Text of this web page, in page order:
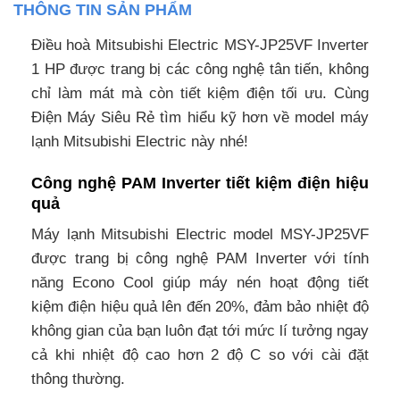
THÔNG TIN SẢN PHẨM
Điều hoà Mitsubishi Electric MSY-JP25VF Inverter
1 HP được trang bị các công nghệ tân tiến, không
chỉ làm mát mà còn tiết kiệm điện tối ưu. Cùng
Điện Máy Siêu Rẻ tìm hiểu kỹ hơn về model máy
lạnh Mitsubishi Electric này nhé!
Công nghệ PAM Inverter tiết kiệm điện hiệu
quả
Máy lạnh Mitsubishi Electric model MSY-JP25VF
được trang bị công nghệ PAM Inverter với tính
năng Econo Cool giúp máy nén hoạt động tiết
kiệm điện hiệu quả lên đến 20%, đảm bảo nhiệt độ
không gian của bạn luôn đạt tới mức lí tưởng ngay
cả khi nhiệt độ cao hơn 2 độ C so với cài đặt
thông thường.